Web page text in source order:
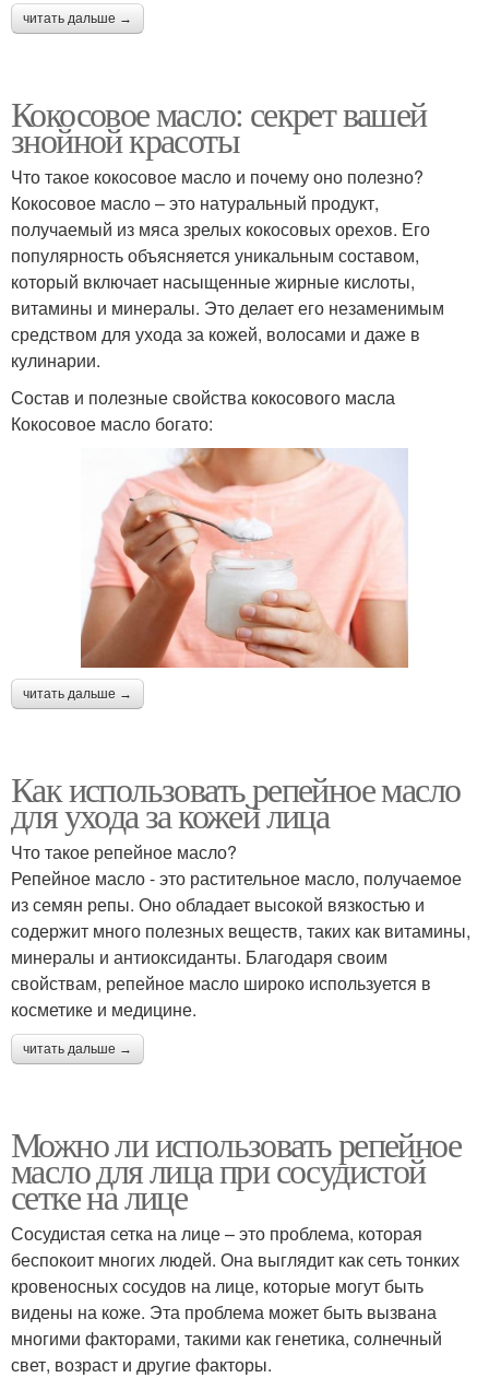
читать дальше →
Кокосовое масло: секрет вашей
знойной красоты
Что такое кокосовое масло и почему оно полезно?
Кокосовое масло – это натуральный продукт,
получаемый из мяса зрелых кокосовых орехов. Его
популярность объясняется уникальным составом,
который включает насыщенные жирные кислоты,
витамины и минералы. Это делает его незаменимым
средством для ухода за кожей, волосами и даже в
кулинарии.
Состав и полезные свойства кокосового масла
Кокосовое масло богато:
читать дальше →
Как использовать репейное масло
для ухода за кожей лица
Что такое репейное масло?
Репейное масло - это растительное масло, получаемое
из семян репы. Оно обладает высокой вязкостью и
содержит много полезных веществ, таких как витамины,
минералы и антиоксиданты. Благодаря своим
свойствам, репейное масло широко используется в
косметике и медицине.
читать дальше →
Можно ли использовать репейное
масло для лица при сосудистой
сетке на лице
Сосудистая сетка на лице – это проблема, которая
беспокоит многих людей. Она выглядит как сеть тонких
кровеносных сосудов на лице, которые могут быть
видены на коже. Эта проблема может быть вызвана
многими факторами, такими как генетика, солнечный
свет, возраст и другие факторы.